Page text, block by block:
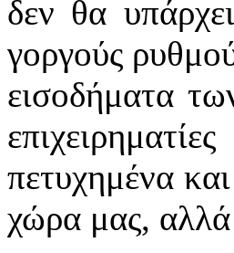
δεν θα
γοργούς
εισοδήματα
πετυχημένα
χώρα μας, αλλά